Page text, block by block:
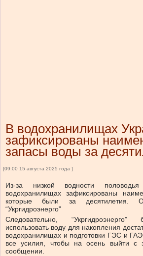
В водохранилищах
зафиксированы
запасы воды за
[09:00 15 августа 2025 года ]
Из-за низкой водности
водохранилищах зафиксированы
которые были за десятилетия.
“Укргидроэнерго”
Следовательно, “Укргидроэнерго”
использовать воду для накопления
водохранилищах и подготовки ГЭС и
все усилия, чтобы на осень выйти с
сообщении.